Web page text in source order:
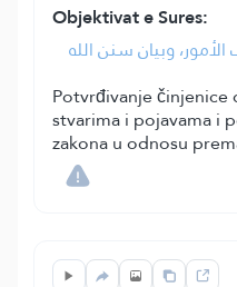
Objektivat e Sures:
وبيان سنن الله
Potvrđivanje činjenice
stvarima i pojavama i
zakona u odnosu